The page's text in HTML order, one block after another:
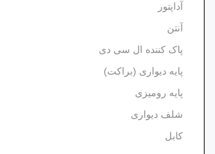
آداپتور
آنتن
پاک کننده ال سی دی
پایه دیواری (براکت)
پایه رومیزی
شلف دیواری
کابل